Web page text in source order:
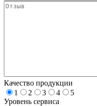
Качество продукции
1
2 3 4
5
Уровень сервиса